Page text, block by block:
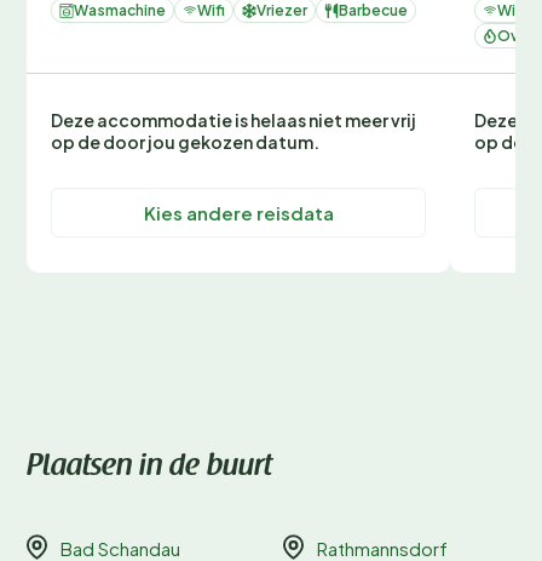
Wasmachine Wifi Vriezer Barbecue
Deze accommodatie is helaas niet meer vrij
op de door jou gekozen datum.
Kies andere reisdata
Wifi
Oven
Deze
op de
Plaatsen in de buurt
Bad Schandau Rathmannsdorf